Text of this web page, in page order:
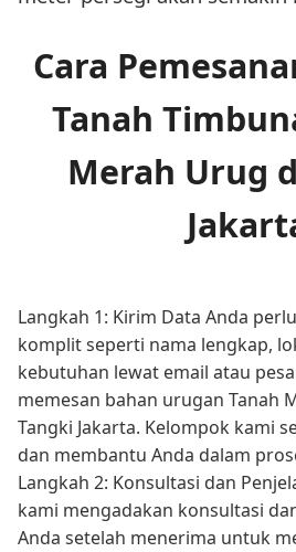
Cara
Tanah
Merah Urug
Langkah 1: Kirim Data Anda
komplit seperti nama lengkap,
kebutuhan lewat email atau
memesan bahan urugan Tanah
Tangki Jakarta. Kelompok kami
dan membantu Anda dalam
Langkah 2: Konsultasi dan
kami mengadakan konsultasi
Anda setelah menerima untuk